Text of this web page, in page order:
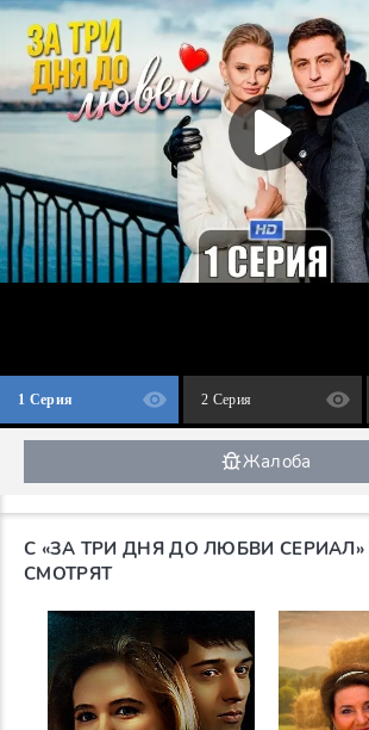
1 Серия 2 Серия
Жалоба
С «ЗА ТРИ ДНЯ ДО ЛЮБВИ
СМОТРЯТ